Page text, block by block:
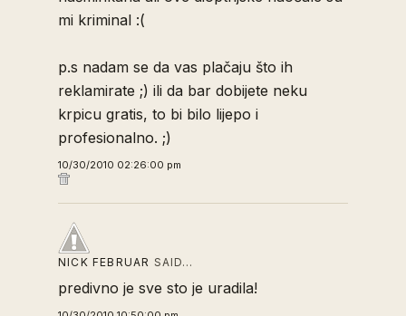
mi kriminal :(
p.s nadam se da vas plačaju što ih
reklamirate ;) ili da bar dobijete neku
krpicu gratis, to bi bilo lijepo i
profesionalno. ;)
10/30/2010 02:26:00 pm
NICK FEBRUAR SAID…
predivno je sve sto je uradila!